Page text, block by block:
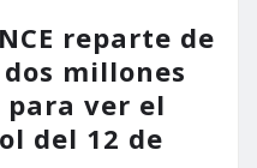
reparte de
millones
para ver el
del 12 de